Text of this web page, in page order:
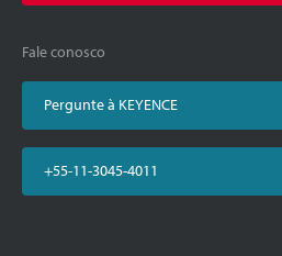
Fale conosco
Pergunte à KEYENCE
+55-11-3045-4011